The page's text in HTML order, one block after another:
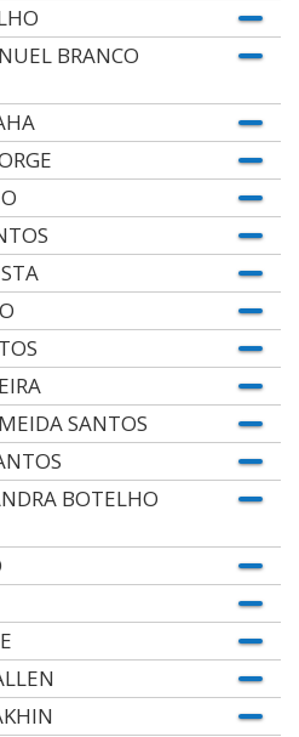
BRANCO
SANTOS
BOTELHO